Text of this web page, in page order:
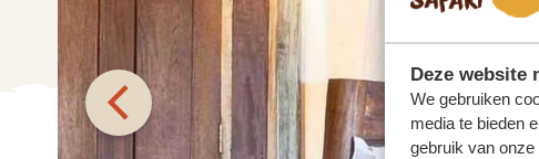
Deze website
We gebruiken
media te bieden
gebruik van